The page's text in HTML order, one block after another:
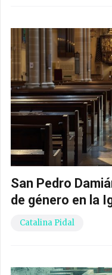
San Pedro
de género en la
Catalina Pidal